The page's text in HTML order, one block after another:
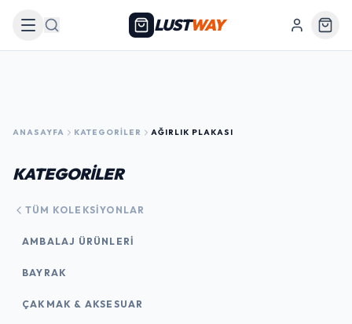
Arama LUSTWAY
ANASAYFA KATEGORILER AĞIRLIK PLAKASI
KATEGORİLER
TÜM KOLEKSIYONLAR
AMBALAJ ÜRÜNLERI
BAYRAK
ÇAKMAK & AKSESUAR